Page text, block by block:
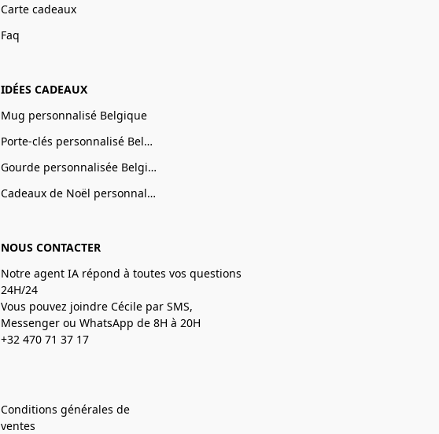
Carte cadeaux
Faq
IDÉES CADEAUX
Mug personnalisé Belgique
Porte-clés personnalisé Belgique
Gourde personnalisée Belgique
Cadeaux de Noël personnalisé Belgique
NOUS CONTACTER
Notre agent IA répond à toutes vos questions
24H/24
Vous pouvez joindre Cécile par SMS,
Messenger ou WhatsApp de 8H à 20H
+32 470 71 37 17
Conditions générales de
ventes